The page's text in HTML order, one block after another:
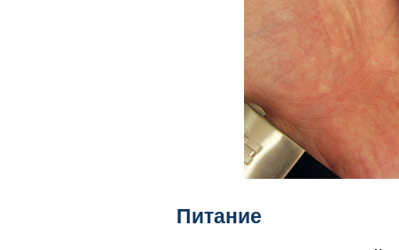
Питание